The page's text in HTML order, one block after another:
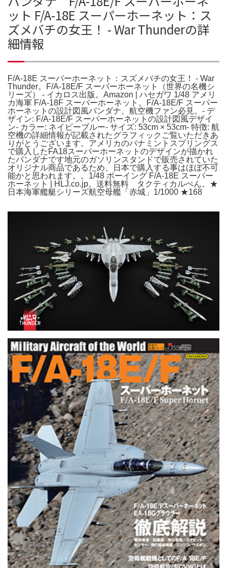
ット F/A-18E スーパーホーネット：ス
ズメバチの女王！ - War Thunderの詳
細情報
F/A-18E スーパーホーネット：スズメバチの女王！ - War
Thunder。F/A-18E/F スーパーホーネット（世界の名機シ
リーズ） - イカロス出版。Amazon | ハセガワ 1/48 アメリ
カ海軍 F/A-18F スーパーホーネット。F/A-18E/F スーパー
ホーネットの設計図風バンダナ、航空機ファン必見。- デ
ザイン: F/A-18E/F スーパーホーネットの設計図風デザイ
ン- カラー: ネイビーブルー- サイズ: 53cm × 53cm- 特徴: 航
空機の詳細情報が記載されたグラフィックご覧いただきあ
りがとうございます。アメリカのパナミントスプリングス
で購入したFA18スーパーホーネットのデザインが描かれ
たバンダナです地元のガソリンスタンドで販売されていた
オリジナル商品であるため、日本で購入する事はほぼ不可
能かと思われます。。1/48 ボーイング F/A-18E スーパー
ホーネット | HLJ.co.jp。送料無料 タクティカルぺん。★
日本海軍艦艇シリーズ航空母艦「赤城」1/1000 ★168